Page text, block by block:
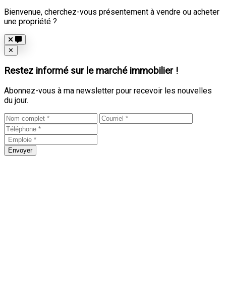
Bienvenue, cherchez-vous présentement à vendre ou acheter
une propriété ?
Close
✕
Restez informé sur le marché immobilier !
Abonnez-vous à ma newsletter pour recevoir les nouvelles
du jour.
Envoyer